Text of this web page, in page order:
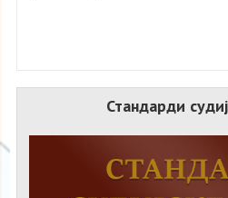
Стандарди